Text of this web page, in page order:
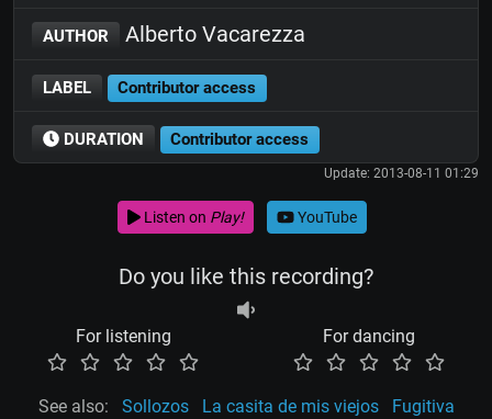
AUTHOR Alberto Vacarezza
LABEL Contributor access
DURATION Contributor access
Update: 2013-08-11 01:29
Listen on Play! YouTube
Do you like this recording?
For listening For dancing
See also: Sollozos La casita de mis viejos Fugitiva